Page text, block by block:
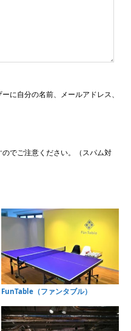
に自分の名前、メールアドレス、
でご注意ください。（スパム対
FunTable（ファンタブル）